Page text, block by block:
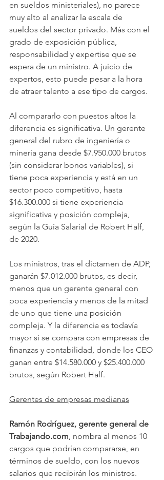
en sueldos ministeriales), no parece
muy alto al analizar la escala de
sueldos del sector privado. Más con el
grado de exposición pública,
responsabilidad y expertise que se
espera de un ministro. A juicio de
expertos, esto puede pesar a la hora
de atraer talento a ese tipo de cargos.
Al compararlo con puestos altos la
diferencia es significativa. Un gerente
general del rubro de ingeniería o
minería gana desde $7.950.000 brutos
(sin considerar bonos variables), si
tiene poca experiencia y está en un
sector poco competitivo, hasta
$16.300.000 si tiene experiencia
significativa y posición compleja,
según la Guía Salarial de Robert Half,
de 2020.
Los ministros, tras el dictamen de ADP,
ganarán $7.012.000 brutos, es decir,
menos que un gerente general con
poca experiencia y menos de la mitad
de uno que tiene una posición
compleja. Y la diferencia es todavía
mayor si se compara con empresas de
finanzas y contabilidad, donde los CEO
ganan entre $14.580.000 y $25.400.000
brutos, según Robert Half.
Gerentes de empresas medianas
Ramón Rodríguez, gerente general de
Trabajando.com, nombra al menos 10
cargos que podrían compararse, en
términos de sueldo, con los nuevos
salarios que recibirán los ministros.